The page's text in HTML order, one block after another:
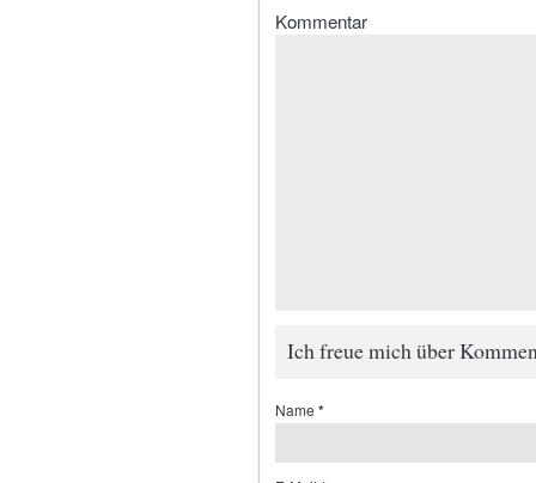
Kommentar
Ich freue mich über
Name *